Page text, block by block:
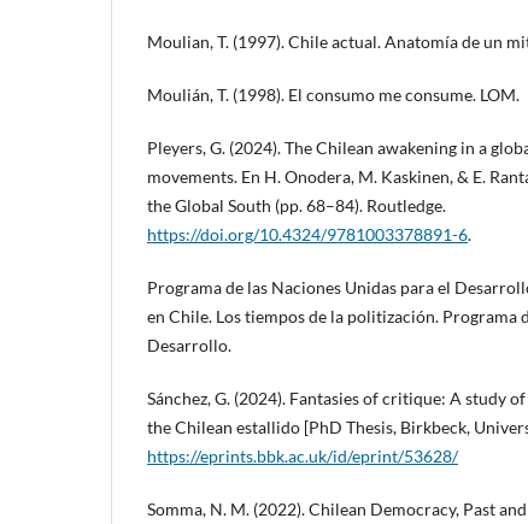
Moulian, T. (1997). Chile actual. Anatomía de un
Moulián, T. (1998). El consumo me consume. LOM.
Pleyers, G. (2024). The Chilean awakening in a
movements. En H. Onodera, M. Kaskinen, & E.
the Global South (pp. 68–84). Routledge.
https://doi.org/10.4324/9781003378891-6.
Programa de las Naciones Unidas para el
en Chile. Los tiempos de la politización. Programa
Desarrollo.
Sánchez, G. (2024). Fantasies of critique: A study
the Chilean estallido [PhD Thesis, Birkbeck,
https://eprints.bbk.ac.uk/id/eprint/53628/
Somma, N. M. (2022). Chilean Democracy, Past